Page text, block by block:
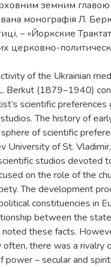
земним
монографія Л.
– «Йоркские
церковно-
of the Ukrainian
Berkut (1879–1940)
scientific
The history of
of scientific
University of St.
studios devoted
on the role of the
The development
constituencies in
between the
noted these facts.
there was a rivalry
– secular and